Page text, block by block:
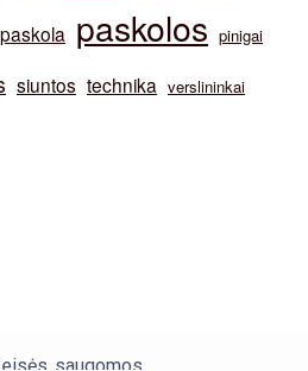
paskola paskolos pinigai
siuntos technika verslininkai
saugomos.